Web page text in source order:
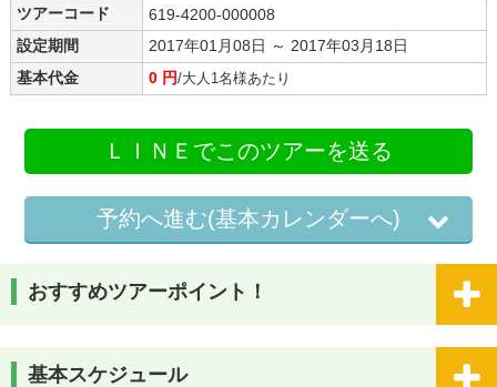
ツアーコード
619-4200-000008
設定期間
2017年01月08日 ～ 2017年03月18日
基本代金
0 円/大人1名様あたり
ＬＩＮＥでこのツアーを送る
予約へ進む(基本カレンダーへ)
おすすめツアーポイント！
基本スケジュール